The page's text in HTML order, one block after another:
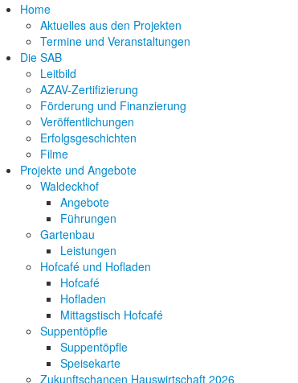
Home
Aktuelles aus den Projekten
Termine und Veranstaltungen
Die SAB
Leitbild
AZAV-Zertifizierung
Förderung und Finanzierung
Veröffentlichungen
Erfolgsgeschichten
Filme
Projekte und Angebote
Waldeckhof
Angebote
Führungen
Gartenbau
Leistungen
Hofcafé und Hofladen
Hofcafé
Hofladen
Mittagstisch Hofcafé
Suppentöpfle
Suppentöpfle
Speisekarte
Zukunftschancen Hauswirtschaft 2026